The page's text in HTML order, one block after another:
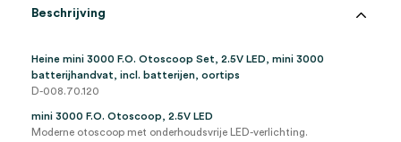
mini
incl.
batterijen,
oortips
(set)
aantal
Beschrijving
Heine mini 3000 F.O. Otoscoop Set, 2.5V LED, mini 3000
batterijhandvat, incl. batterijen, oortips
D-008.70.120
mini 3000 F.O. Otoscoop, 2.5V LED
Moderne otoscoop met onderhoudsvrije LED-verlichting.